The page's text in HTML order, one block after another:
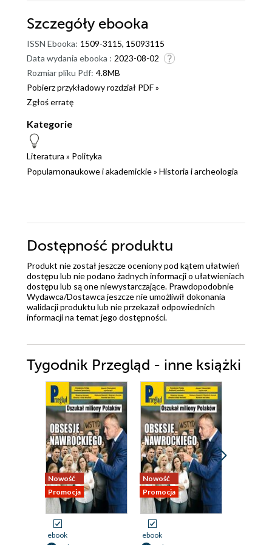
Szczegóły ebooka
ISSN Ebooka: 1509-3115, 15093115
Data wydania ebooka : 2023-08-02
Rozmiar pliku Pdf: 4.8MB
Pobierz przykładowy rozdział PDF »
Zgłoś erratę
Kategorie
Literatura » Polityka
Popularnonaukowe i akademickie» Historia i archeologia
Dostępność produktu
Produkt nie został jeszcze oceniony pod kątem ułatwień
dostępu lub nie podano żadnych informacji o ułatwieniach
dostępu lub są one niewystarczające. Prawdopodobnie
Wydawca/Dostawca jeszcze nie umożliwił dokonania
walidacji produktu lub nie przekazał odpowiednich
informacji na temat jego dostępności.
Tygodnik Przegląd - inne książki
Nowość
Promocja
ebook
Nowość
Promocja
ebook